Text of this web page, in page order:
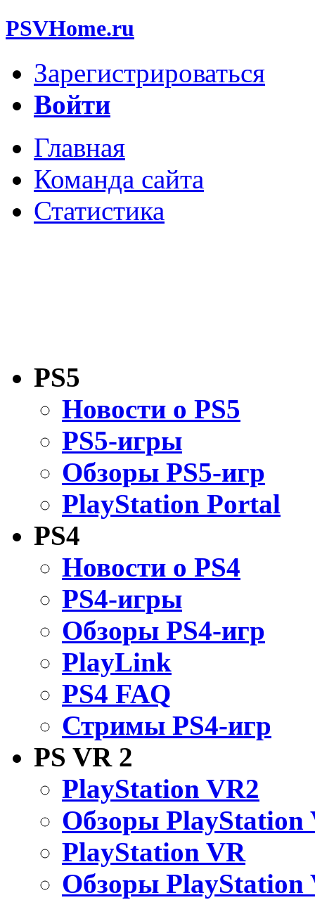
PSVHome.ru
Зарегистрироваться
Войти
Главная
Команда сайта
Статистика
PS5
Новости о PS5
PS5-игры
Обзоры PS5-игр
PlayStation Portal
PS4
Новости о PS4
PS4-игры
Обзоры PS4-игр
PlayLink
PS4 FAQ
Стримы PS4-игр
PS VR 2
PlayStation VR2
Обзоры PlayStation
PlayStation VR
Обзоры PlayStation